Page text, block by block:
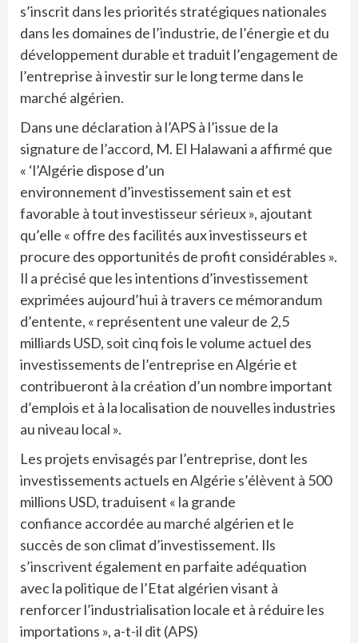
s’inscrit dans les priorités stratégiques nationales
dans les domaines de l’industrie, de l’énergie et du
développement durable et traduit l’engagement de
l’entreprise à investir sur le long terme dans le
marché algérien.
Dans une déclaration à l’APS à l’issue de la
signature de l’accord, M. El Halawani a affirmé que
« ‘l’Algérie dispose d’un
environnement d’investissement sain et est
favorable à tout investisseur sérieux », ajoutant
qu’elle « offre des facilités aux investisseurs et
procure des opportunités de profit considérables ».
Il a précisé que les intentions d’investissement
exprimées aujourd’hui à travers ce mémorandum
d’entente, « représentent une valeur de 2,5
milliards USD, soit cinq fois le volume actuel des
investissements de l’entreprise en Algérie et
contribueront à la création d’un nombre important
d’emplois et à la localisation de nouvelles industries
au niveau local ».
Les projets envisagés par l’entreprise, dont les
investissements actuels en Algérie s’élèvent à 500
millions USD, traduisent « la grande
confiance accordée au marché algérien et le
succès de son climat d’investissement. Ils
s’inscrivent également en parfaite adéquation
avec la politique de l’Etat algérien visant à
renforcer l’industrialisation locale et à réduire les
importations », a-t-il dit (APS)